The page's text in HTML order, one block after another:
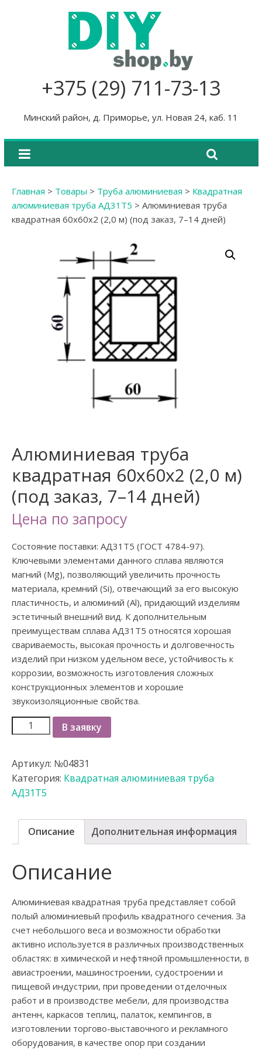
+375 (29) 711-73-13
Минский район, д. Приморье, ул. Новая 24, каб. 11
Главная > Товары > Труба алюминиевая > Квадратная
алюминиевая труба АД31Т5 > Алюминиевая труба
квадратная 60х60х2 (2,0 м) (под заказ, 7–14 дней)
Алюминиевая труба
квадратная 60х60х2 (2,0 м)
(под заказ, 7–14 дней)
Цена по запросу
Состояние поставки: АД31Т5 (ГОСТ 4784-97).
Ключевыми элементами данного сплава являются
магний (Mg), позволяющий увеличить прочность
материала, кремний (Si), отвечающий за его высокую
пластичность, и алюминий (Al), придающий изделиям
эстетичный внешний вид. К дополнительным
преимуществам сплава АД31Т5 относятся хорошая
свариваемость, высокая прочность и долговечность
изделий при низком удельном весе, устойчивость к
коррозии, возможность изготовления сложных
конструкционных элементов и хорошие
звукоизоляционные свойства.
В заявку
Артикул: №04831
Категория: Квадратная алюминиевая труба
АД31Т5
Описание Дополнительная информация
Описание
Алюминиевая квадратная труба представляет собой
полый алюминиевый профиль квадратного сечения. За
счет небольшого веса и возможности обработки
активно используется в различных производственных
областях: в химической и нефтяной промышленности, в
авиастроении, машиностроении, судостроении и
пищевой индустрии, при проведении отделочных
работ и в производстве мебели, для производства
антенн, каркасов теплиц, палаток, кемпингов, в
изготовлении торгово-выставочного и рекламного
оборудования, в качестве опор при создании